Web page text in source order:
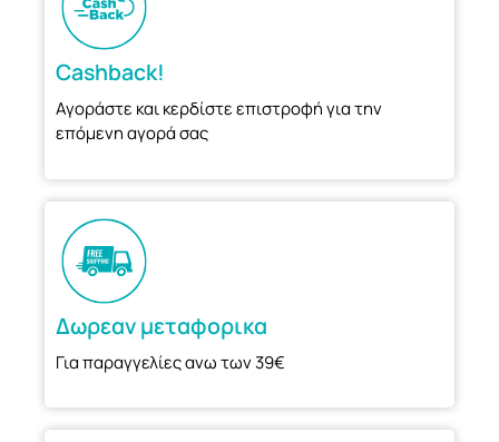
Cashback!
Αγοράστε και κερδίστε επιστροφή για την
επόμενη αγορά σας
Δωρεαν μεταφορικα
Για παραγγελίες ανω των 39€